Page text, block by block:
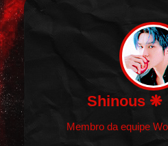
Shinous ❋
Membro da equipe